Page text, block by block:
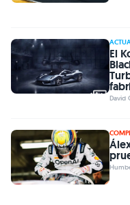
El
David